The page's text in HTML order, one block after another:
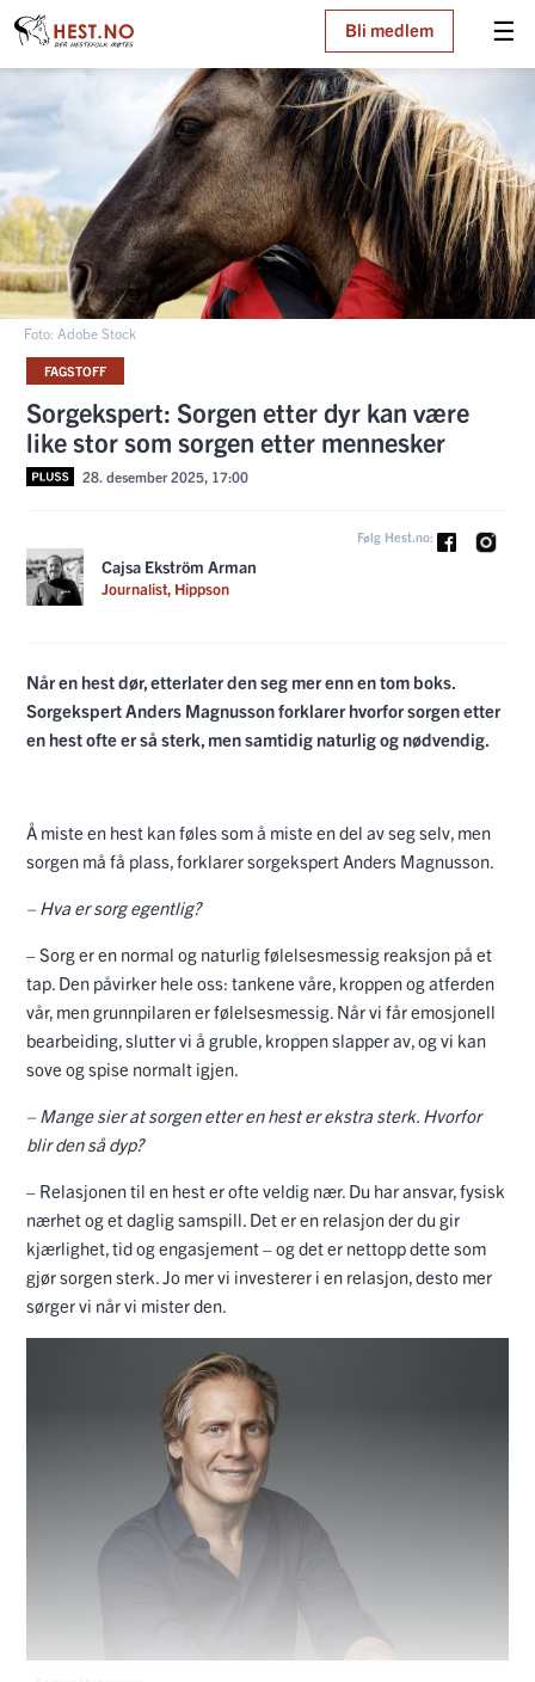
☰
Bli medlem
Foto: Adobe Stock
FAGSTOFF
Sorgekspert: Sorgen etter dyr kan være
like stor som sorgen etter mennesker
28. desember 2025, 17:00
Cajsa Ekström Arman
Journalist, Hippson
Følg Hest.no:
Når en hest dør, etterlater den seg mer enn en tom boks.
Sorgekspert Anders Magnusson forklarer hvorfor sorgen etter
en hest ofte er så sterk, men samtidig naturlig og nødvendig.
Å miste en hest kan føles som å miste en del av seg selv, men
sorgen må få plass, forklarer sorgekspert Anders Magnusson.
– Hva er sorg egentlig?
– Sorg er en normal og naturlig følelsesmessig reaksjon på et
tap. Den påvirker hele oss: tankene våre, kroppen og atferden
vår, men grunnpilaren er følelsesmessig. Når vi får emosjonell
bearbeiding, slutter vi å gruble, kroppen slapper av, og vi kan
sove og spise normalt igjen.
– Mange sier at sorgen etter en hest er ekstra sterk. Hvorfor
blir den så dyp?
– Relasjonen til en hest er ofte veldig nær. Du har ansvar, fysisk
nærhet og et daglig samspill. Det er en relasjon der du gir
kjærlighet, tid og engasjement – og det er nettopp dette som
gjør sorgen sterk. Jo mer vi investerer i en relasjon, desto mer
sørger vi når vi mister den.